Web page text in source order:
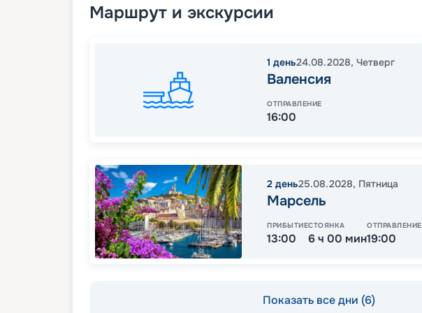
Маршрут и экскурсии
1 день24.08.2028, Четверг
Валенсия
ОТПРАВЛЕНИЕ
16:00
2 день25.08.2028, Пятница
Марсель
ПРИБЫТИЕ
13:00
СТОЯНКА
6 ч 00 мин
ОТПРАВЛЕНИЕ
19:00
Показать все дни (6)